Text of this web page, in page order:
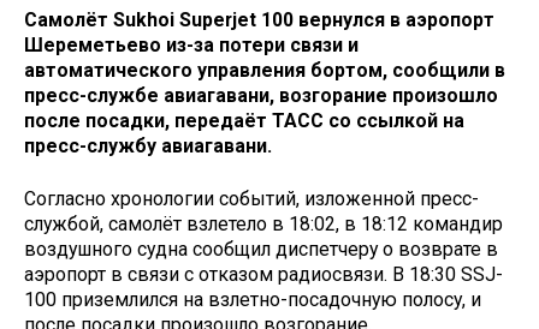
Самолёт Sukhoi Superjet 100 вернулся в аэропорт
Шереметьево из-за потери связи и
автоматического управления бортом, сообщили в
пресс-службе авиагавани, возгорание произошло
после посадки, передаёт ТАСС со ссылкой на
пресс-службу авиагавани.
Согласно хронологии событий, изложенной пресс-
службой, самолёт взлетело в 18:02, в 18:12 командир
воздушного судна сообщил диспетчеру о возврате в
аэропорт в связи с отказом радиосвязи. В 18:30 SSJ-
100 приземлился на взлетно-посадочную полосу, и